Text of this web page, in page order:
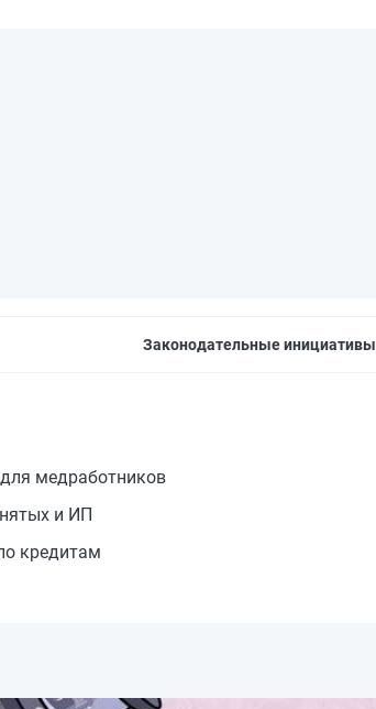
Законодательные инициативы
медработников
и ИП
кредитам